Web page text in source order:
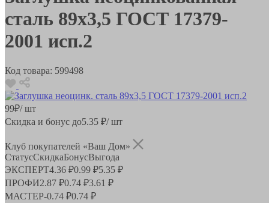
сталь 89х3,5 ГОСТ 17379-
2001 исп.2
Код товара: 599498
99₽/ шт
Скидка и бонус до5.35 ₽/ шт
Клуб покупателей «Ваш Дом»
СтатусСкидкаБонусВыгода
ЭКСПЕРТ4.36 ₽0.99 ₽5.35 ₽
ПРОФИ2.87 ₽0.74 ₽3.61 ₽
МАСТЕР-0.74 ₽0.74 ₽